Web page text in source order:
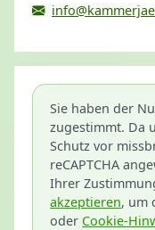
Sie haben der
zugestimmt. Da
Schutz vor
reCAPTCHA
Ihrer
akzeptieren, um
oder Cookie-